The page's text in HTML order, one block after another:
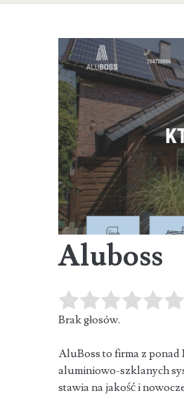
Aluboss
Brak głosów.
AluBoss to firma z ponad
aluminiowo-szklanych
stawia na jakość i